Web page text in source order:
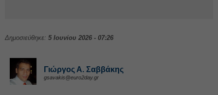
Δημοσιεύθηκε: 5 Ιουνίου 2026 - 07:26
Γιώργος Α. Σαββάκης
gsavakis@euro2day.gr